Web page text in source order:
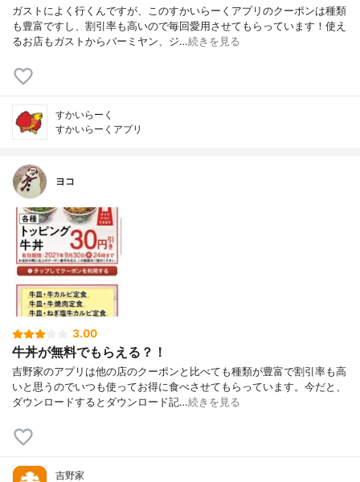
ガストによく行くんですが、このすかいらーくアプリのクーポンは種類
も豊富ですし、割引率も高いので毎回愛用させてもらっています！使え
るお店もガストからバーミヤン、ジ…続きを見る
すかいらーく
すかいらーくアプリ
ヨコ
3.00
牛丼が無料でもらえる？！
吉野家のアプリは他の店のクーポンと比べても種類が豊富で割引率も高
いと思うのでいつも使ってお得に食べさせてもらっています。今だと、
ダウンロードするとダウンロード記…続きを見る
吉野家